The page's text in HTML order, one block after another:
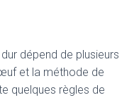
dépend de plusieurs
et la méthode de
quelques règles de